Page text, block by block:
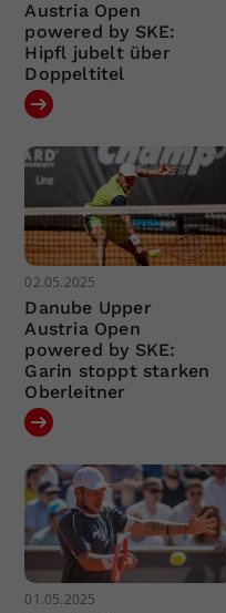
Austria Open
powered by SKE:
Hipfl jubelt über
Doppeltitel
02.05.2025
Danube Upper
Austria Open
powered by SKE:
Garin stoppt starken
Oberleitner
01.05.2025